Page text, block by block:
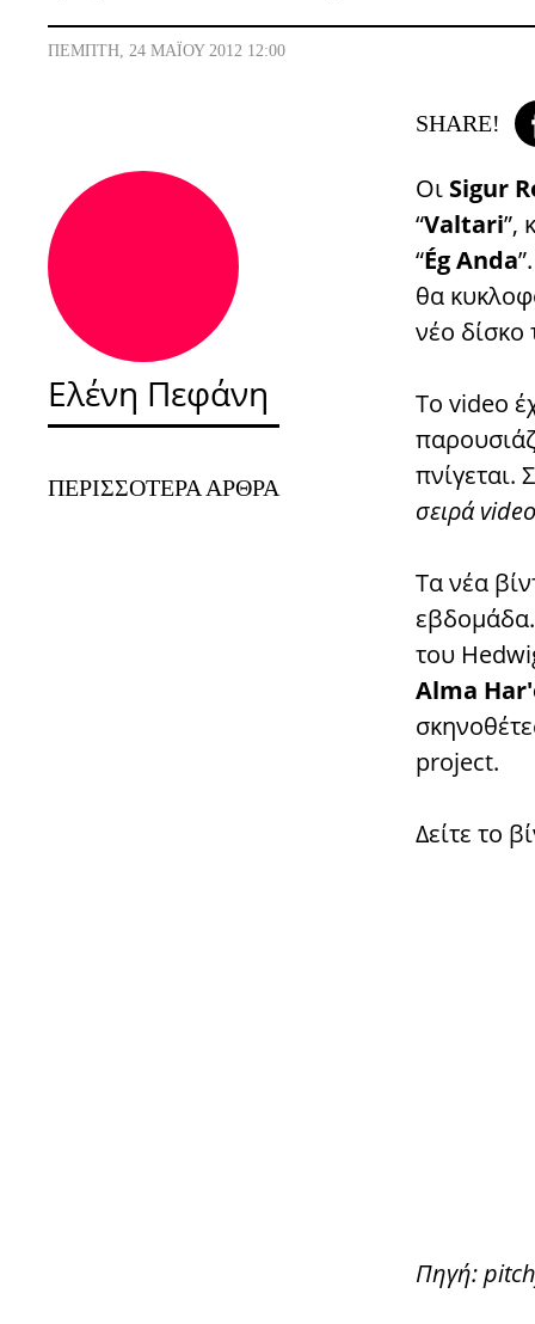
ΠΈΜΠΤΗ, 24 ΜΑΪ́ΟΥ 2012 12:00
SHARE!
Ελένη Πεφάνη
ΠΕΡΙΣΣΌΤΕΡΑ ΆΡΘΡΑ
Οι Sigur
“Valtari”,
“Ég Anda
θα
νέο
Το video
πνίγεται.
σειρά
Τα νέα
του
Alma
project.
Δείτε το
Πηγή: